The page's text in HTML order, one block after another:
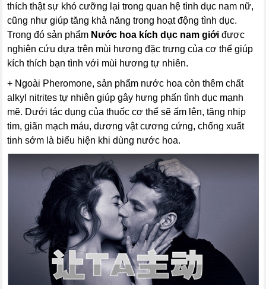
thích thật sự khó cưỡng lại trong quan hệ tình dục nam nữ,
cũng như giúp tăng khả năng trong hoạt động tình dục.
Trong đó sản phẩm Nước hoa kích dục nam giới được
nghiên cứu dựa trên mùi hương đặc trưng của cơ thể giúp
kích thích bạn tình với mùi hương tự nhiên.
+ Ngoài Pheromone, sản phẩm nước hoa còn thêm chất
alkyl nitrites tự nhiên giúp gây hưng phấn tình dục mạnh
mẽ. Dưới tác dụng của thuốc cơ thể sẽ ấm lên, tăng nhịp
tim, giãn mạch máu, dương vật cương cứng, chống xuất
tinh sớm là biểu hiện khi dùng nước hoa.